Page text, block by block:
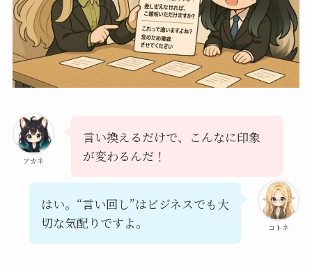
アカネ
言い換えるだけで、こんなに印象
が変わるんだ！
コトネ
はい。“言い回し”はビジネスでも大
切な気配りですよ。